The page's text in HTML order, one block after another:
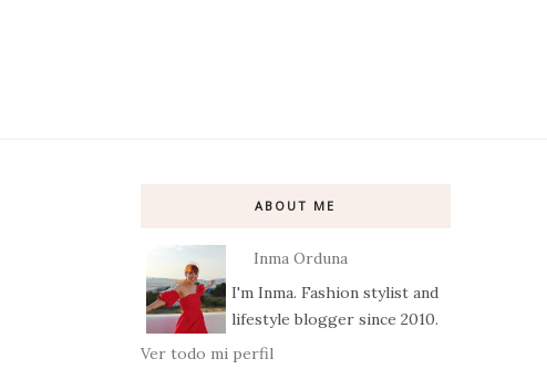
ABOUT ME
Inma Orduna
I'm Inma. Fashion stylist and
lifestyle blogger since 2010.
Ver todo mi perfil